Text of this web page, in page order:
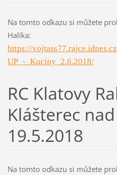
Na tomto odkazu si můžete
Halíka:
https://
UP_-_Kuciny_2.6.2018/
RC Klatovy
Klášterec
19.5.2018
Na tomto odkazu si můžete